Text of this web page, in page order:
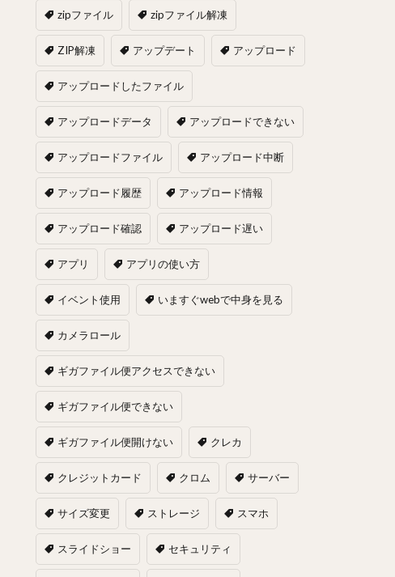
zipファイル zipファイル解凍
ZIP解凍 アップデート アップロード
アップロードしたファイル
アップロードデータ アップロードできない
アップロードファイル アップロード中断
アップロード履歴 アップロード情報
アップロード確認 アップロード遅い
アプリ アプリの使い方
イベント使用 いますぐwebで中身を見る
カメラロール
ギガファイル便アクセスできない
ギガファイル便できない
ギガファイル便開けない クレカ
クレジットカード クロム サーバー
サイズ変更 ストレージ スマホ
スライドショー セキュリティ